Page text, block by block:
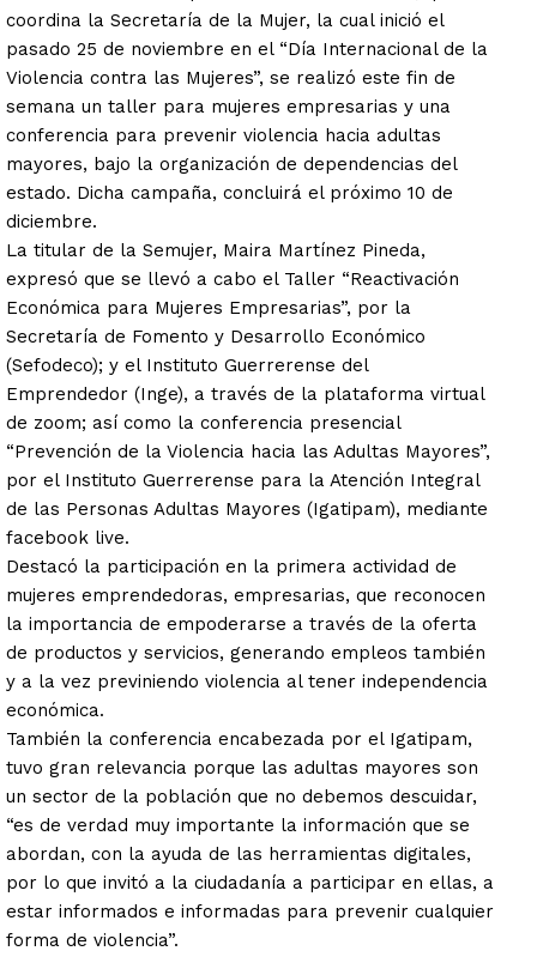
coordina la Secretaría de la Mujer, la cual inició el
pasado 25 de noviembre en el “Día Internacional de la
Violencia contra las Mujeres”, se realizó este fin de
semana un taller para mujeres empresarias y una
conferencia para prevenir violencia hacia adultas
mayores, bajo la organización de dependencias del
estado. Dicha campaña, concluirá el próximo 10 de
diciembre.
La titular de la Semujer, Maira Martínez Pineda,
expresó que se llevó a cabo el Taller “Reactivación
Económica para Mujeres Empresarias”, por la
Secretaría de Fomento y Desarrollo Económico
(Sefodeco); y el Instituto Guerrerense del
Emprendedor (Inge), a través de la plataforma virtual
de zoom; así como la conferencia presencial
“Prevención de la Violencia hacia las Adultas Mayores”,
por el Instituto Guerrerense para la Atención Integral
de las Personas Adultas Mayores (Igatipam), mediante
facebook live.
Destacó la participación en la primera actividad de
mujeres emprendedoras, empresarias, que reconocen
la importancia de empoderarse a través de la oferta
de productos y servicios, generando empleos también
y a la vez previniendo violencia al tener independencia
económica.
También la conferencia encabezada por el Igatipam,
tuvo gran relevancia porque las adultas mayores son
un sector de la población que no debemos descuidar,
“es de verdad muy importante la información que se
abordan, con la ayuda de las herramientas digitales,
por lo que invitó a la ciudadanía a participar en ellas, a
estar informados e informadas para prevenir cualquier
forma de violencia”.